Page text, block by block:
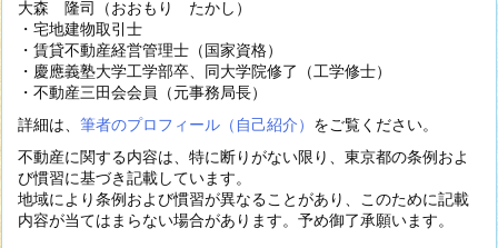
大森 隆司（おおもり たかし）
・宅地建物取引士
・賃貸不動産経営管理士（国家資格）
・慶應義塾大学工学部卒、同大学院修了（工学修士）
・不動産三田会会員（元事務局長）
詳細は、 筆者のプロフィール（自己紹介） をご覧ください。
不動産に関する内容は、特に断りがない限り、東京都の条例およ
び慣習に基づき記載しています。
地域により条例および慣習が異なることがあり、このために記載
内容が当てはまらない場合があります。予め御了承願います。